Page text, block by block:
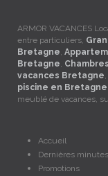
ARMOR VACANCES
entre particuliers,
Bretagne,
Bretagne,
vacances Bretagne,
piscine en Bretagne
meublé de vacances,
Accueil
Dernières minutes
Promotions